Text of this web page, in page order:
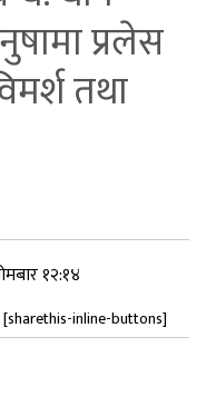
प्रलेस
तथा
१२:१४
[sharethis-inline-buttons]